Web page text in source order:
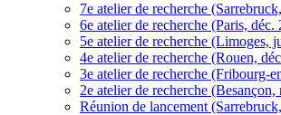
7e atelier de recherche
6e atelier de recherche (Paris, déc.
5e atelier de recherche (Limoges,
4e atelier de recherche (Rouen,
3e atelier de recherche (Fribourg-
2e atelier de recherche
Réunion de lancement